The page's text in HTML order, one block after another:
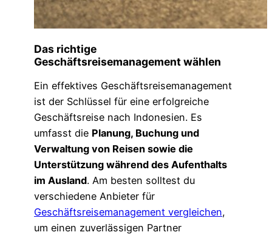
Das richtige
Geschäftsreisemanagement wählen
Ein effektives Geschäftsreisemanagement
ist der Schlüssel für eine erfolgreiche
Geschäftsreise nach Indonesien. Es
umfasst die Planung, Buchung und
Verwaltung von Reisen sowie die
Unterstützung während des Aufenthalts
im Ausland. Am besten solltest du
verschiedene Anbieter für
Geschäftsreisemanagement vergleichen,
um einen zuverlässigen Partner